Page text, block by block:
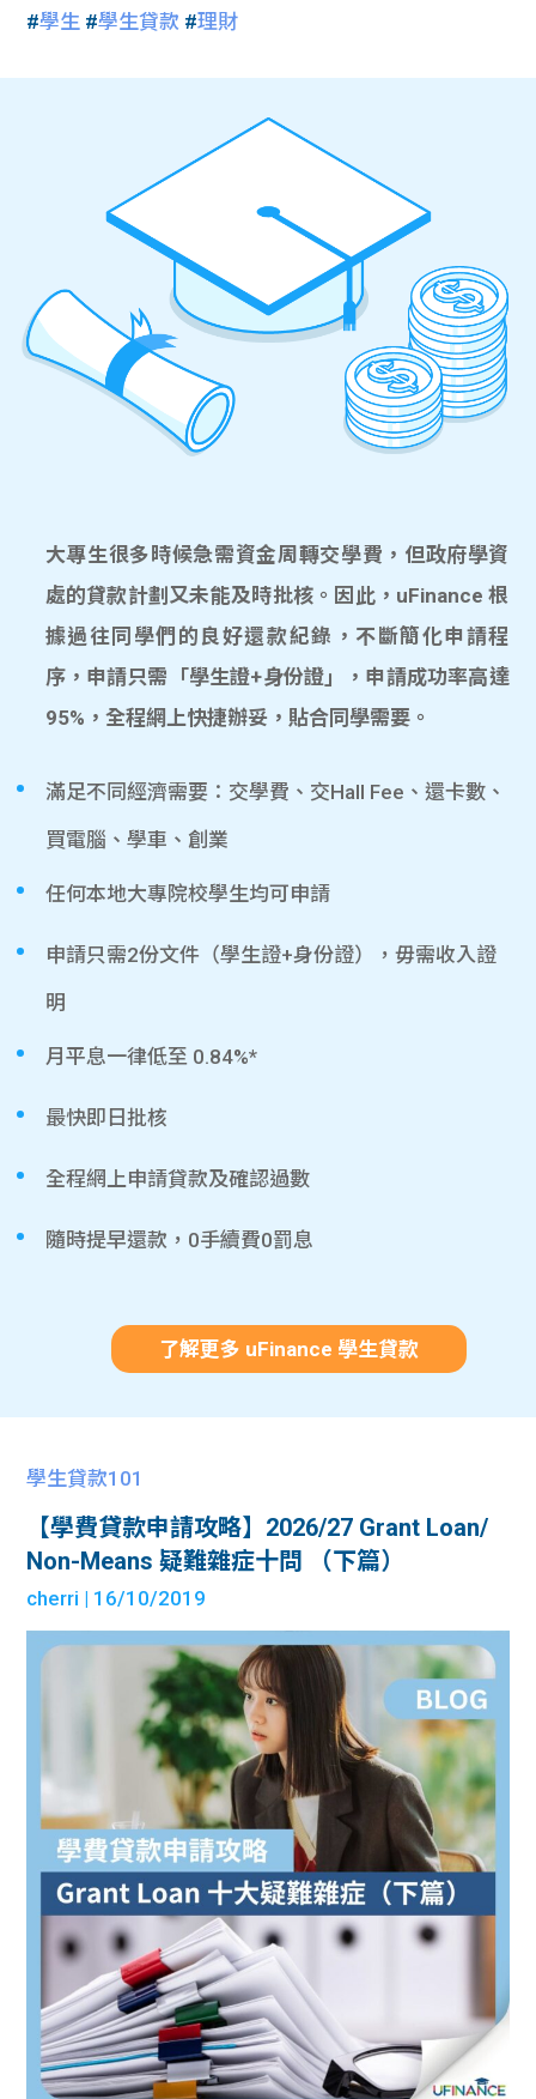
#學生 #學生貸款 #理財
大專生很多時候急需資金周轉交學費，但政府學資
處的貸款計劃又未能及時批核。因此，uFinance 根
據過往同學們的良好還款紀錄，不斷簡化申請程
序，申請只需「學生證+身份證」，申請成功率高達
95%，全程網上快捷辦妥，貼合同學需要。
滿足不同經濟需要：交學費、交Hall Fee、還卡數、
買電腦、學車、創業
任何本地大專院校學生均可申請
申請只需2份文件（學生證+身份證），毋需收入證
明
月平息一律低至 0.84%*
最快即日批核
全程網上申請貸款及確認過數
隨時提早還款，0手續費0罰息
了解更多 uFinance 學生貸款
學生貸款101
【學費貸款申請攻略】2026/27 Grant Loan/
Non-Means 疑難雜症十問 （下篇）
cherri | 16/10/2019